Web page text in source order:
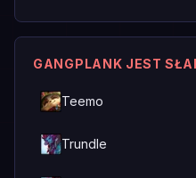
GANGPLANK JEST
Teemo
Trundle